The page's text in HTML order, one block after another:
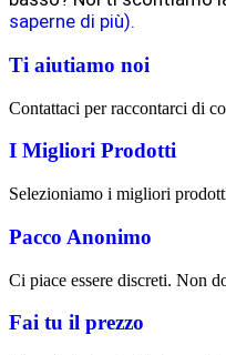
saperne di più).
Ti aiutiamo noi
Contattaci per raccontarci di
I Migliori Prodotti
Selezioniamo i migliori
Pacco Anonimo
Ci piace essere discreti. Non
Fai tu il prezzo